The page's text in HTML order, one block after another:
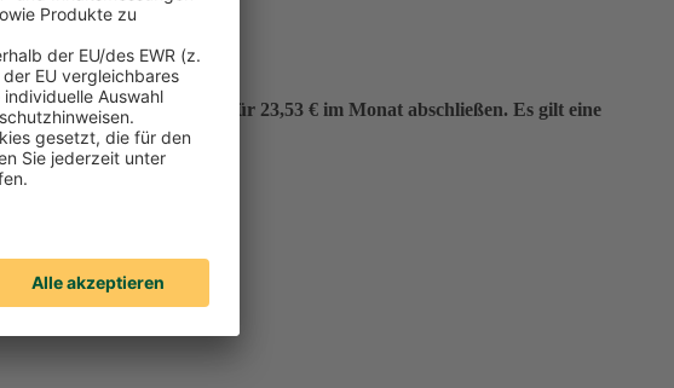
„Komfort clever“ bereits für 23,53 € im Monat abschließen. Es gilt eine
€: